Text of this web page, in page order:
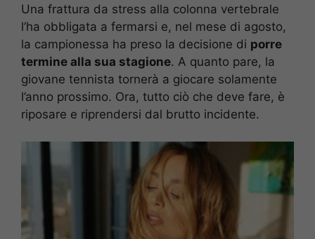
Una frattura da stress alla colonna vertebrale
l’ha obbligata a fermarsi e, nel mese di agosto,
la campionessa ha preso la decisione di porre
termine alla sua stagione. A quanto pare, la
giovane tennista tornerà a giocare solamente
l’anno prossimo. Ora, tutto ciò che deve fare, è
riposare e riprendersi dal brutto incidente.